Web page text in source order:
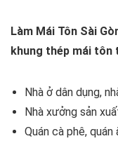
Làm Mái Tôn Sài
khung thép mái tôn
Nhà ở dân dụng,
Nhà xưởng sản
Quán cà phê, quán